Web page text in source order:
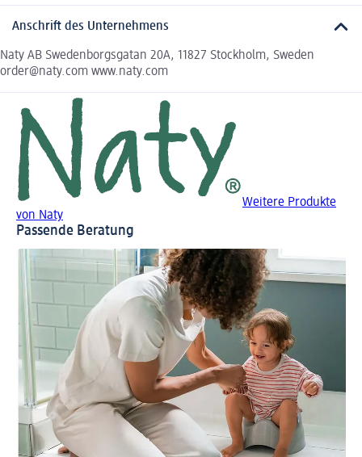
Anschrift des Unternehmens
Naty AB Swedenborgsgatan 20A, 11827 Stockholm, Sweden
order@naty.com www.naty.com
Weitere Produkte
von Naty
Passende Beratung